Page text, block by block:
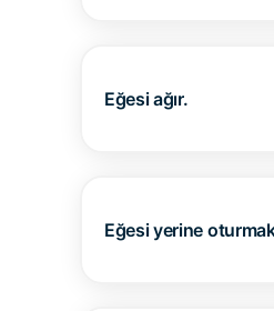
Eğesi ağır.
Eğesi yerine